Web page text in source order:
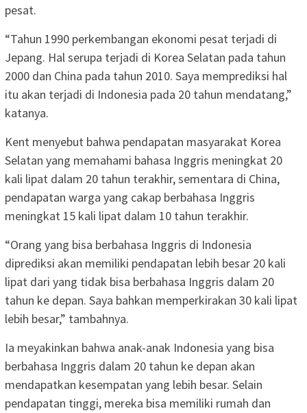
pesat.
“Tahun 1990 perkembangan ekonomi pesat terjadi di
Jepang. Hal serupa terjadi di Korea Selatan pada tahun
2000 dan China pada tahun 2010. Saya memprediksi hal
itu akan terjadi di Indonesia pada 20 tahun mendatang,”
katanya.
Kent menyebut bahwa pendapatan masyarakat Korea
Selatan yang memahami bahasa Inggris meningkat 20
kali lipat dalam 20 tahun terakhir, sementara di China,
pendapatan warga yang cakap berbahasa Inggris
meningkat 15 kali lipat dalam 10 tahun terakhir.
“Orang yang bisa berbahasa Inggris di Indonesia
diprediksi akan memiliki pendapatan lebih besar 20 kali
lipat dari yang tidak bisa berbahasa Inggris dalam 20
tahun ke depan. Saya bahkan memperkirakan 30 kali lipat
lebih besar,” tambahnya.
Ia meyakinkan bahwa anak-anak Indonesia yang bisa
berbahasa Inggris dalam 20 tahun ke depan akan
mendapatkan kesempatan yang lebih besar. Selain
pendapatan tinggi, mereka bisa memiliki rumah dan